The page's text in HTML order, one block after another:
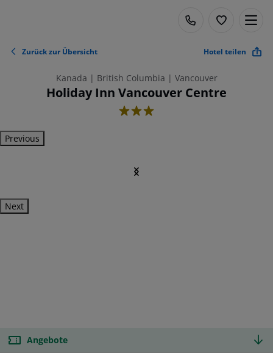
Zurück zur Übersicht Hotel teilen
Kanada | British Columbia | Vancouver
Holiday Inn Vancouver Centre
3
Previous
Next
Angebote